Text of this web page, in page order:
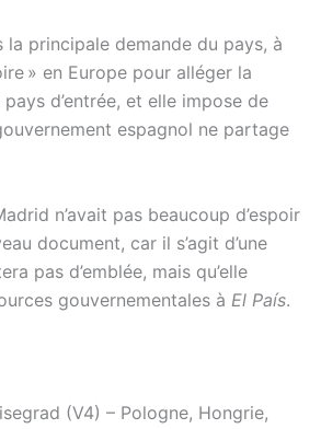
principale demande du pays, à
» en Europe pour alléger la
d’entrée, et elle impose de
espagnol ne partage
n’avait pas beaucoup d’espoir
document, car il s’agit d’une
pas d’emblée, mais qu’elle
gouvernementales à El País.
(V4) – Pologne, Hongrie,